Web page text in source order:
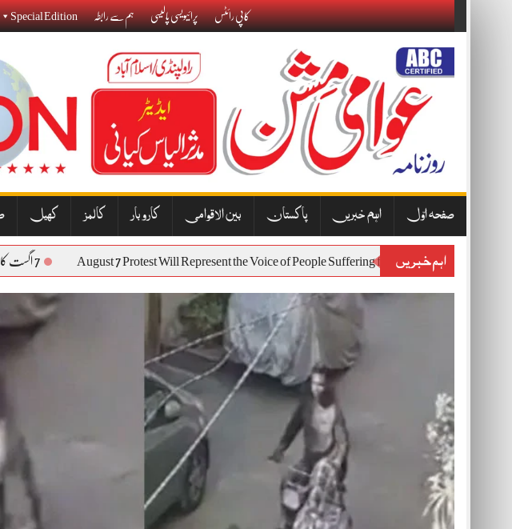
کاپی رائٹس پرائیویسی پالیسی ہم سے رابطہ Special Edition
صفحہ اوّل اہم خبریں پاکستان بین الاقوامی کاروبار کالمز کھیل
اہم خبریں
August 7 Protest Will Represent the Voice of People Suffering from Inflation 7 اگست کا احتجاج مہنگائی اور معاشی بدحالی سے متاثرہ عوام کی آواز بنے گا: نذیر جنجوعہ